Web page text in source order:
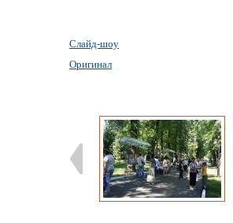
Слайд-шоу
Оригинал